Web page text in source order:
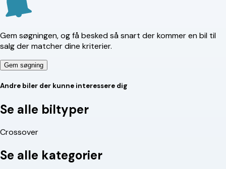
Gem søgningen, og få besked så snart der kommer en bil til
salg der matcher dine kriterier.
Gem søgning
Andre biler der kunne interessere dig
Se alle biltyper
Crossover
Se alle kategorier